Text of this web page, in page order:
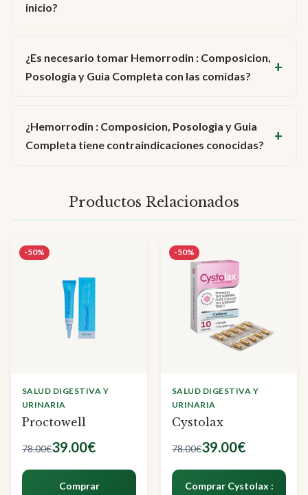
inicio?
¿Es necesario tomar Hemorrodin : Composicion,
Posologia y Guia Completa con las comidas?
¿Hemorrodin : Composicion, Posologia y Guia
Completa tiene contraindicaciones conocidas?
Productos Relacionados
-50%
SALUD DIGESTIVA Y
URINARIA
Proctowell
78.00€39.00€
Comprar
-50%
SALUD DIGESTIVA Y
URINARIA
Cystolax
78.00€39.00€
Comprar Cystolax :